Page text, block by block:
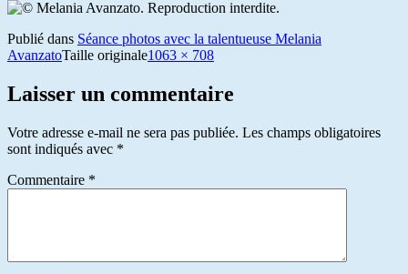
Publié dans Séance photos avec la talentueuse Melania
AvanzatoTaille originale1063 × 708
Laisser un commentaire
Votre adresse e-mail ne sera pas publiée. Les champs obligatoires
sont indiqués avec *
Commentaire *